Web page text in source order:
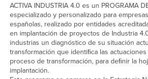
ACTIVA INDUSTRIA 4.0 es un PROGRAMA
especializado y personalizado para
españolas, realizado por entidades
en implantación de proyectos de Industria
industrias un diagnóstico de su situación
transformación que identiﬁca las
proceso de transformación, para deﬁnir la
implantación.